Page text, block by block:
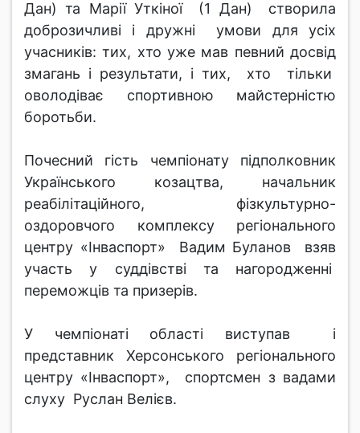
Дан) та Марії Уткіної (1 Дан) створила
доброзичливі і дружні умови для усіх
учасників: тих, хто уже мав певний досвід
змагань і результати, і тих, хто тільки
оволодіває спортивною майстерністю
боротьби.
Почесний гість чемпіонату підполковник
Українського козацтва, начальник
реабілітаційного, фізкультурно-
оздоровчого комплексу регіонального
центру «Інваспорт» Вадим Буланов взяв
участь у суддівстві та нагородженні
переможців та призерів.
У чемпіонаті області виступав і
представник Херсонського регіонального
центру «Інваспорт», спортсмен з вадами
слуху Руслан Велієв.